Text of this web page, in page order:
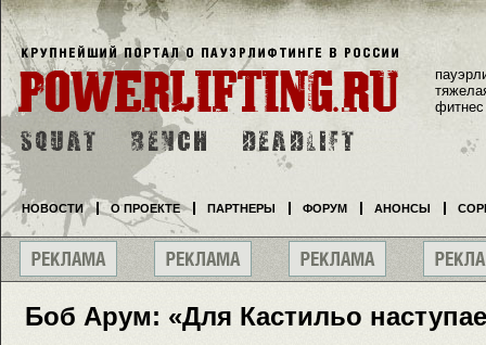
Боб Арум: «Для Кастильо
фитнес
НОВОСТИ О ПРОЕКТЕ ПАРТНЕРЫ ФОРУМ АНОНСЫ